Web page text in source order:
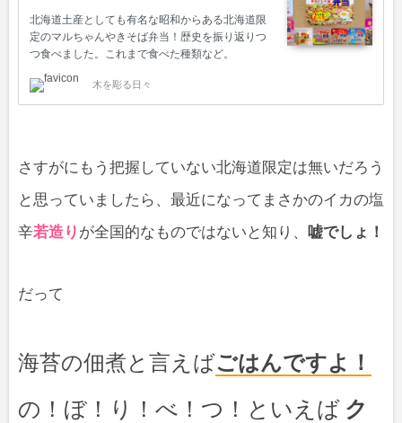
北海道土産としても有名な昭和からある北海道限
定のマルちゃんやきそば弁当！歴史を振り返りつ
つ食べました。これまで食べた種類など。
木を彫る日々
さすがにもう把握していない北海道限定は無いだろう
と思っていましたら、最近になってまさかのイカの塩
辛若造り が全国的なものではないと知り、 嘘でしょ！
だって
海苔の佃煮と言えばごはんですよ！
の！ぼ！り！べ！つ！といえば ク